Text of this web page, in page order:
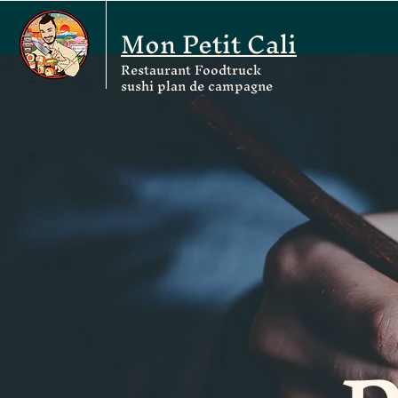
Mon Petit Cali
Restaurant Foodtruck
sushi plan de campagne